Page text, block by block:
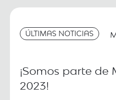
ÚLTIMAS NOTICIAS
¡Somos parte de
2023!